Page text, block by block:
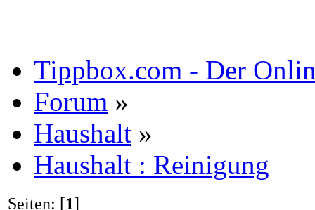
Tippbox.com - Der
Forum »
Haushalt »
Haushalt : Reinigung
Seiten: [1]